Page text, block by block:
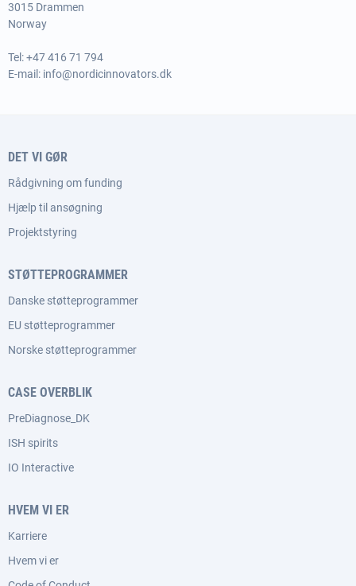
3015 Drammen
Norway
Tel:+47 416 71 794
E-mail: info@nordicinnovators.dk
DET VI GØR
Rådgivning om funding
Hjælp til ansøgning
Projektstyring
STØTTEPROGRAMMER
Danske støtteprogrammer
EU støtteprogrammer
Norske støtteprogrammer
CASE OVERBLIK
PreDiagnose_DK
ISH spirits
IO Interactive
HVEM VI ER
Karriere
Hvem vi er